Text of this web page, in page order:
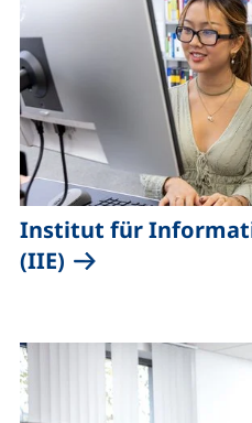
Institut für
(IIE)